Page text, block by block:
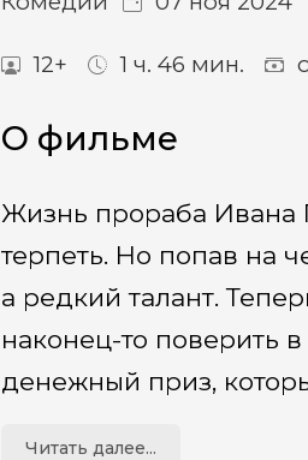
12+ 1 ч. 46 мин.
О фильме
Жизнь прораба Ивана
терпеть. Но попав на
а редкий талант.
наконец-то поверить
денежный приз,
Читать далее...